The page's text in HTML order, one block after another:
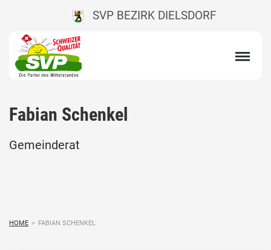
SVP BEZIRK DIELSDORF
Fabian Schenkel
Gemeinderat
HOME > FABIAN SCHENKEL